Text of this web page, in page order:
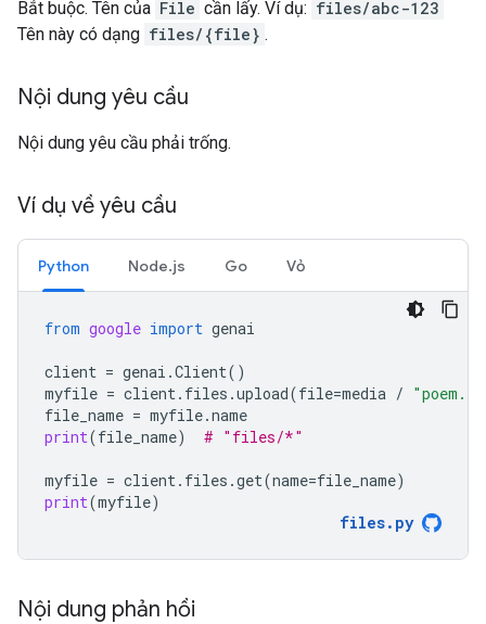
Bắt buộc. Tên của File cần lấy. Ví dụ: files/abc-123
Tên này có dạng files/{file} .
Nội dung yêu cầu
Nội dung yêu cầu phải trống.
Ví dụ về yêu cầu
Python Node.js Go Vỏ
from google import genai
client = genai .Client()
myfile = client. files .upload(file=media /
file_name = myfile.name
print(file_name) # "files/*"
myfile = client. files .get(name=file_name)
print(myfile)
files. py
Nội dung phản hồi